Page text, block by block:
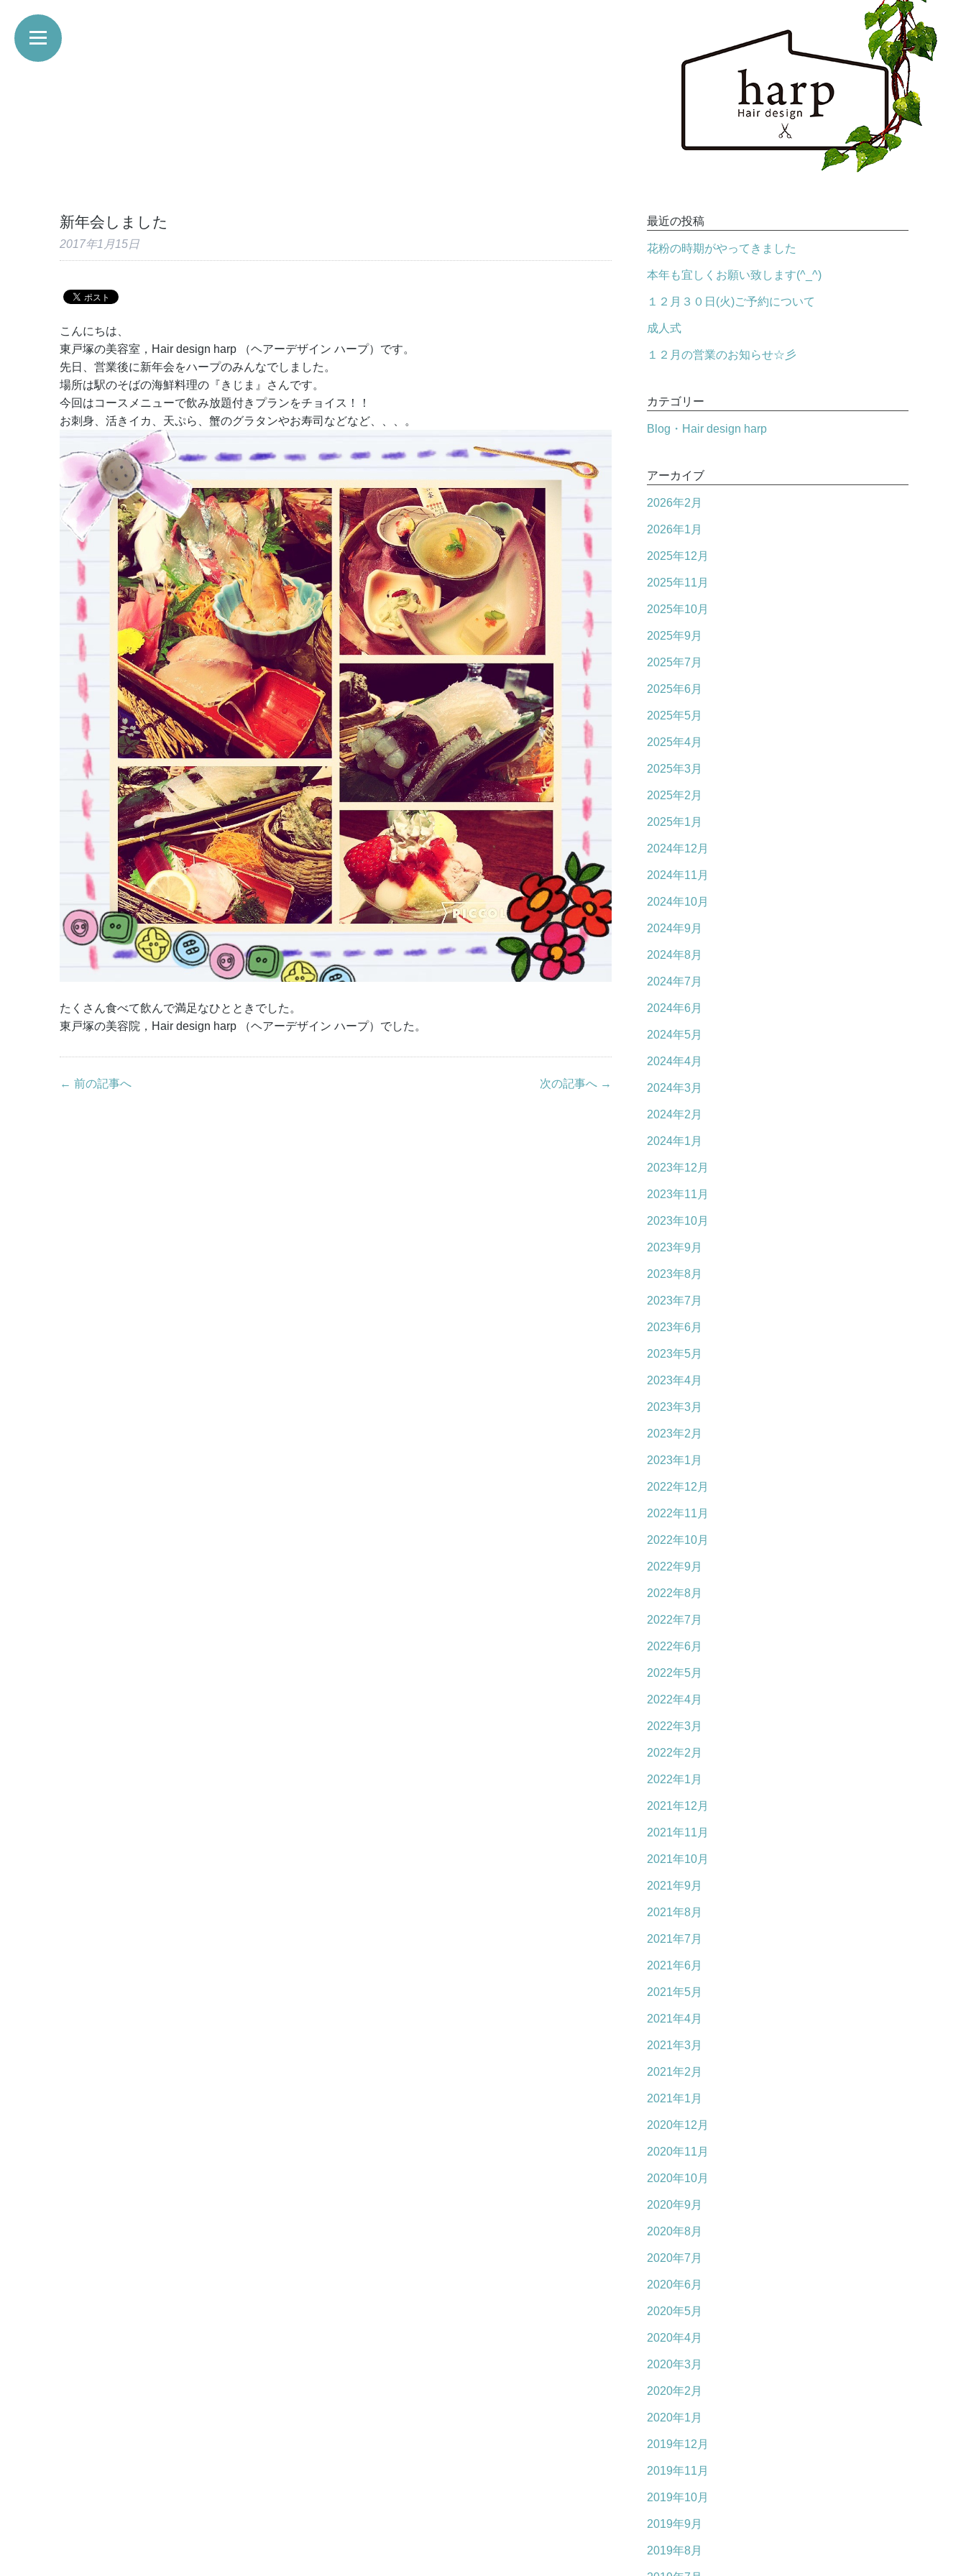
新年会しました
2017年1月15日
こんにちは、
東戸塚の美容室，Hair design harp （ヘアーデザイン ハープ）です。
先日、営業後に新年会をハープのみんなでしました。
場所は駅のそばの海鮮料理の『きじま』さんです。
今回はコースメニューで飲み放題付きプランをチョイス！！
お刺身、活きイカ、天ぷら、蟹のグラタンやお寿司などなど、、、。
たくさん食べて飲んで満足なひとときでした。
東戸塚の美容院，Hair design harp （ヘアーデザイン ハープ）でした。
← 前の記事へ 次の記事へ →
最近の投稿
花粉の時期がやってきました
本年も宜しくお願い致します(^_^)
１２月３０日(火)ご予約について
成人式
１２月の営業のお知らせ☆彡
カテゴリー
Blog・Hair design harp
アーカイブ
2026年2月
2026年1月
2025年12月
2025年11月
2025年10月
2025年9月
2025年7月
2025年6月
2025年5月
2025年4月
2025年3月
2025年2月
2025年1月
2024年12月
2024年11月
2024年10月
2024年9月
2024年8月
2024年7月
2024年6月
2024年5月
2024年4月
2024年3月
2024年2月
2024年1月
2023年12月
2023年11月
2023年10月
2023年9月
2023年8月
2023年7月
2023年6月
2023年5月
2023年4月
2023年3月
2023年2月
2023年1月
2022年12月
2022年11月
2022年10月
2022年9月
2022年8月
2022年7月
2022年6月
2022年5月
2022年4月
2022年3月
2022年2月
2022年1月
2021年12月
2021年11月
2021年10月
2021年9月
2021年8月
2021年7月
2021年6月
2021年5月
2021年4月
2021年3月
2021年2月
2021年1月
2020年12月
2020年11月
2020年10月
2020年9月
2020年8月
2020年7月
2020年6月
2020年5月
2020年4月
2020年3月
2020年2月
2020年1月
2019年12月
2019年11月
2019年10月
2019年9月
2019年8月